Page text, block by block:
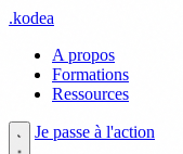
.kodea
A propos
Formations
Ressources
Je passe à l'action